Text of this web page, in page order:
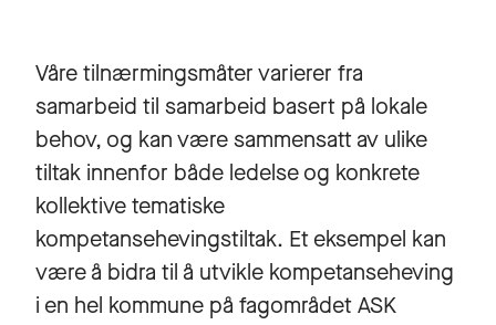
Våre tilnærmingsmåter varierer fra
samarbeid til samarbeid basert på lokale
behov, og kan være sammensatt av ulike
tiltak innenfor både ledelse og konkrete
kollektive tematiske
kompetansehevingstiltak. Et eksempel kan
være å bidra til å utvikle kompetanseheving
i en hel kommune på fagområdet ASK